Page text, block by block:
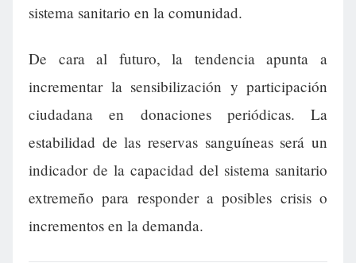
sistema sanitario en la comunidad.
De cara al futuro, la tendencia apunta a
incrementar la sensibilización y participación
ciudadana en donaciones periódicas. La
estabilidad de las reservas sanguíneas será un
indicador de la capacidad del sistema sanitario
extremeño para responder a posibles crisis o
incrementos en la demanda.